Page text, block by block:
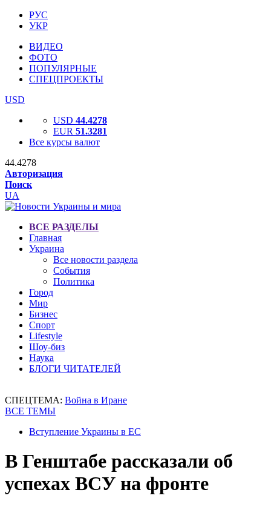
РУС
УКР
ВИДЕО
ФОТО
ПОПУЛЯРНЫЕ
СПЕЦПРОЕКТЫ
USD
USD 44.4278
EUR 51.3281
Все курсы валют
44.4278
Авторизация
Поиск
UA
ВСЕ РАЗДЕЛЫ
Главная
Украина
Все новости раздела
События
Политика
Город
Мир
Бизнес
Спорт
Lifestyle
Шоу-биз
Наука
БЛОГИ ЧИТАТЕЛЕЙ
СПЕЦТЕМА: Война в Иране
ВСЕ ТЕМЫ
Вступление Украины в ЕС
В Генштабе рассказали об
успехах ВСУ на фронте